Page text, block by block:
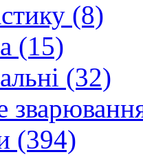
(8)
(15)
(32)
(394)